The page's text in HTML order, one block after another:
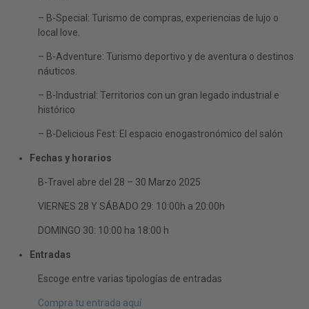
– B-Special: Turismo de compras, experiencias de lujo o
local love.
– B-Adventure: Turismo deportivo y de aventura o destinos
náuticos.
– B-Industrial: Territorios con un gran legado industrial e
histórico
– B-Delicious Fest: El espacio enogastronómico del salón
Fechas y horarios
B-Travel abre del 28 – 30 Marzo 2025
VIERNES 28 Y SÁBADO 29: 10:00h a 20:00h
DOMINGO 30: 10:00 ha 18:00 h
Entradas
Escoge entre varias tipologías de entradas
Compra tu entrada aquí